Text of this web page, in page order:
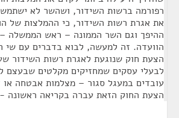
רפורמה ברשות השידור, ושהשר לא
את אגרת רשות השידור, כי ההמלצות של
ההיפך וגם השר הממונה – ראש הממשלה
הוועדה. זה למעשה, לבוא בדברים עם שי
הצעת חוק שנוגעת לאגרת רשות השידור
לבעלי עסקים שמחזיקים מקלטים שבעצם
עובדים במעגל סגור – מצלמות אבטחה
הצעת החוק הזאת עברה בקריאה ראשונה